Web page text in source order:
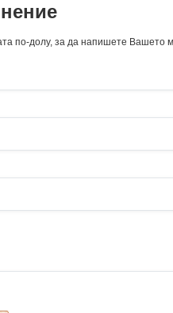
по-долу, за да напишете Вашето